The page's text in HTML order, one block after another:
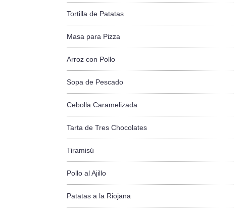
Tortilla de Patatas
Masa para Pizza
Arroz con Pollo
Sopa de Pescado
Cebolla Caramelizada
Tarta de Tres Chocolates
Tiramisú
Pollo al Ajillo
Patatas a la Riojana